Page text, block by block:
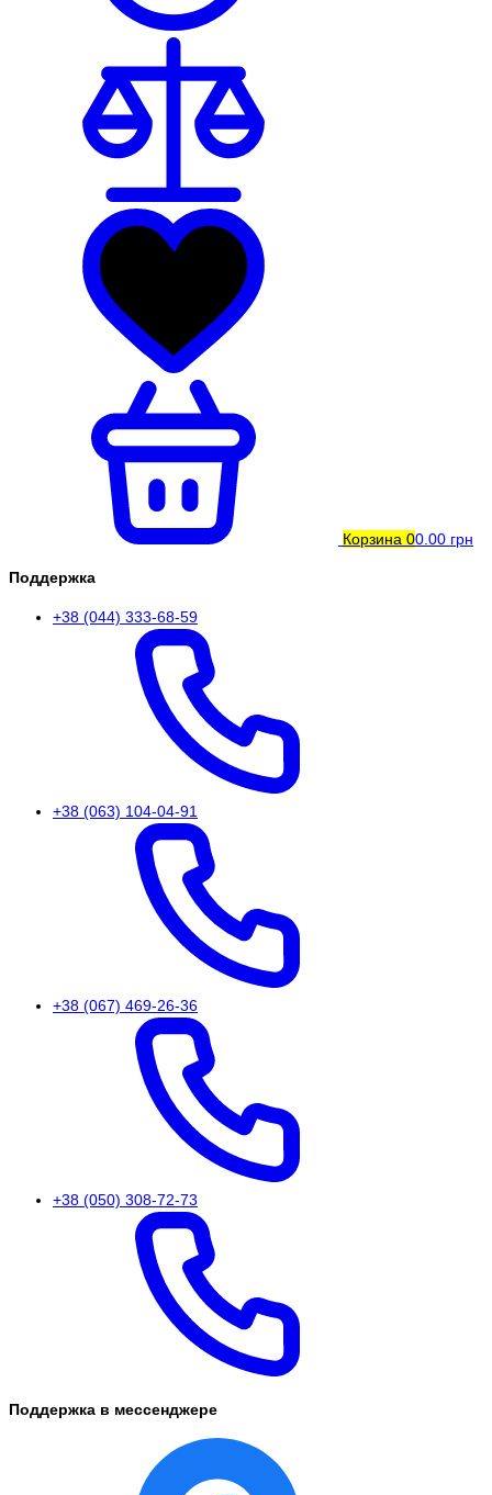
Корзина 00.00 грн
Поддержка
+38 (044) 333-68-59
+38 (063) 104-04-91
+38 (067) 469-26-36
+38 (050) 308-72-73
Поддержка в мессенджере